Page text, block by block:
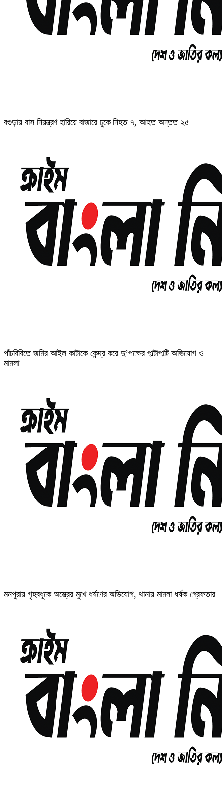
বগুড়ায় বাস নিয়ন্ত্রণ হারিয়ে বাজারে ঢুকে নিহত ৭, আহত অন্তত ২৫
পাঁচবিবিতে জমির আইল কাটাকে কেন্দ্র করে দু’পক্ষের পাল্টাপাল্টি অভিযোগ ও
মামলা
মনপুরায় গৃহবধূকে অস্ত্রের মুখে ধর্ষণের অভিযোগ, থানায় মামলা ধর্ষক গ্রেফতার